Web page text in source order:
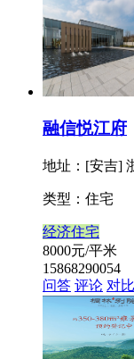
融信悦江府
地址：[安吉]
类型：住宅
经济住宅
8000元/平米
15868290054
问答 评论 对比